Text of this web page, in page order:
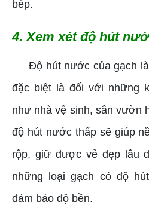
bếp.
4. Xem xét độ hút
Độ hút nước của gạch là
đặc biệt là đối với những
như nhà vệ sinh, sân vườn
độ hút nước thấp sẽ giúp
rộp, giữ được vẻ đẹp lâu
những loại gạch có độ
đảm bảo độ bền.